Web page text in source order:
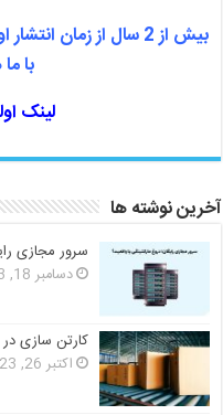
بیش از 2 سال از زمان
با
لینک
آخرین نوشته ها
سرور مجازی
دسامبر 18, 2023
کارتن سازی
اکتبر 26, 2023